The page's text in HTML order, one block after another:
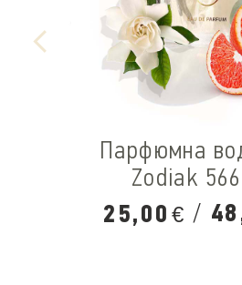
Парфюмна
Zodiak
25,00 € /